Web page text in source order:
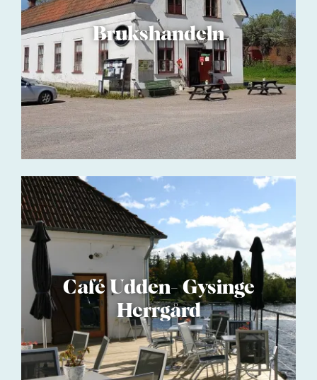
Brukshandeln
Café Udden- Gysinge
Herrgård